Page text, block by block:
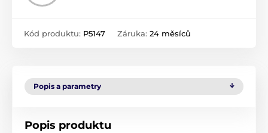
Kód produktu: P5147 Záruka: 24 měsíců
Popis a parametry
Popis produktu